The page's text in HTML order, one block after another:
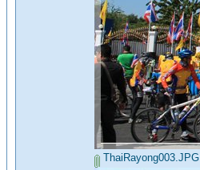
ThaiRayong003.JPG